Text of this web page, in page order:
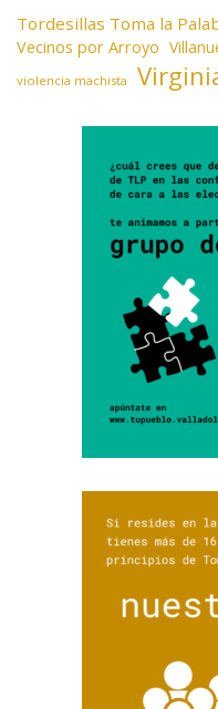
Tordesillas Toma la
Vecinos por Arroyo
violencia machista